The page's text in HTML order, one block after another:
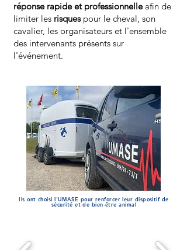
réponse rapide et professionnelleafin de
limiter les risques pour le cheval, son
cavalier, les organisateurs et l'ensemble
des intervenants présents sur
l'événement.
Ils ont choisi l'UMASE pour renforcer leur dispositif de
sécurité et de bien-être animal